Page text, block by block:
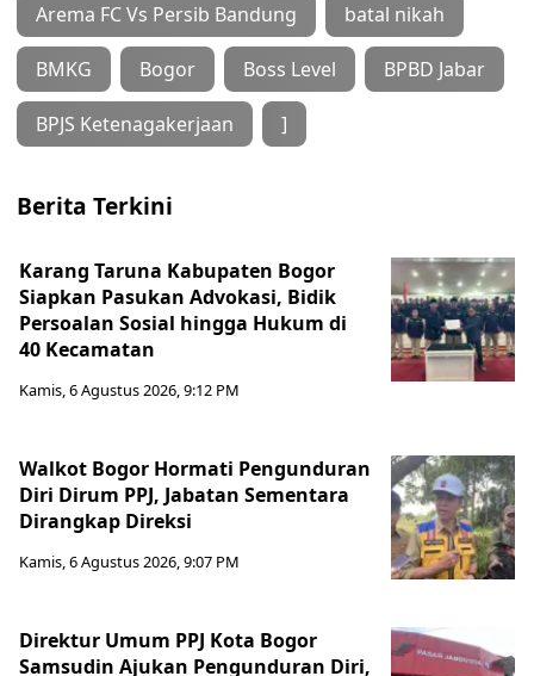
Arema FC Vs Persib Bandung batal nikah
BMKG Bogor Boss Level BPBD Jabar
BPJS Ketenagakerjaan ]
Berita Terkini
Karang Taruna Kabupaten Bogor
Siapkan Pasukan Advokasi, Bidik
Persoalan Sosial hingga Hukum di
40 Kecamatan
Kamis, 6 Agustus 2026, 9:12 PM
Walkot Bogor Hormati Pengunduran
Diri Dirum PPJ, Jabatan Sementara
Dirangkap Direksi
Kamis, 6 Agustus 2026, 9:07 PM
Direktur Umum PPJ Kota Bogor
Samsudin Ajukan Pengunduran Diri,